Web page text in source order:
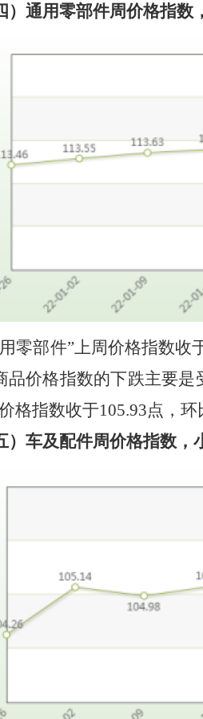
）通用零部件周价格指数，
零部件”上周价格指数收
品价格指数的下跌主要是
格指数收于105.93点， 环
）车及配件周价格指数，